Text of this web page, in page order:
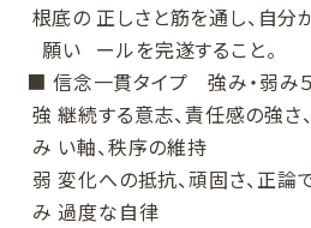
根底の
願い
正しさと筋を通し、自
ールを完遂すること。
■ 信念一貫タイプ 強み・弱み
強
み
継続する意志、責任感の強さ
い軸、秩序の維持
弱
み
変化への抵抗、頑固さ、正論
過度な自律